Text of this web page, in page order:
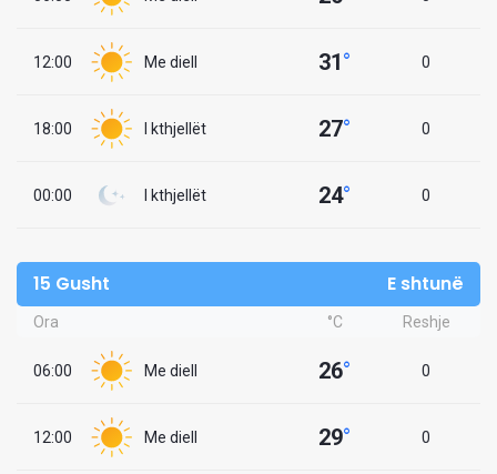
12:00 Me diell 31° 0
18:00 I kthjellët 27° 0
00:00 I kthjellët 24° 0
15 Gusht E shtunë
Ora °C Reshje
06:00 Me diell 26° 0
12:00 Me diell 29° 0